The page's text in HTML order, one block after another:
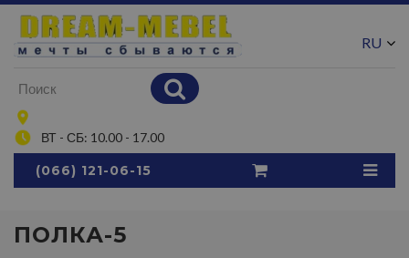
ВТ - СБ: 10.00 - 17.00
RU
(066) 121-06-15
ПОЛКА-5